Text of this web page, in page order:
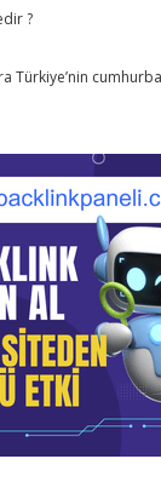
?
Türkiye’nin